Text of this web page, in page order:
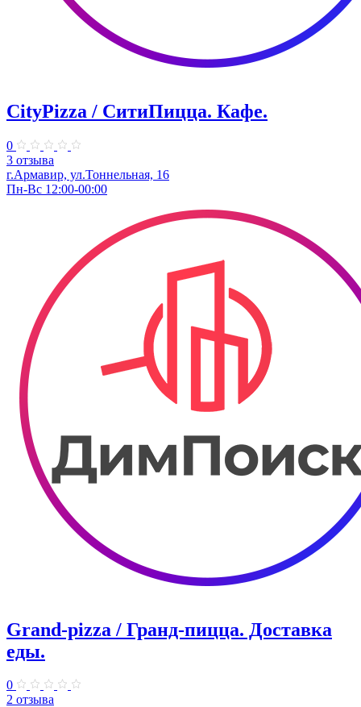
CityPizza / СитиПицца. Кафе.
0
3 отзыва
г.Армавир, ул.Тоннельная, 16
Пн-Вс 12:00-00:00
Grand-pizza / Гранд-пицца. Доставка
еды.
0
2 отзыва